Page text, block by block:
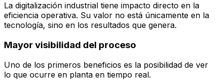
La digitalización industrial tiene impacto directo en la
eficiencia operativa. Su valor no está únicamente en la
tecnología, sino en los resultados que genera.
Mayor visibilidad del proceso
Uno de los primeros beneficios es la posibilidad de ver
lo que ocurre en planta en tiempo real.